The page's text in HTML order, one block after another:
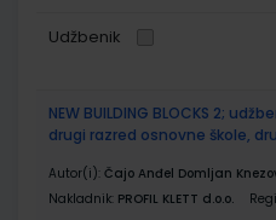
Udžbenik
NEW BUILDING BLOCKS 2;
drugi razred osnovne škole,
Autor(i): Čajo Anđel Domljan
Nakladnik: PROFIL KLETT d.o.o.